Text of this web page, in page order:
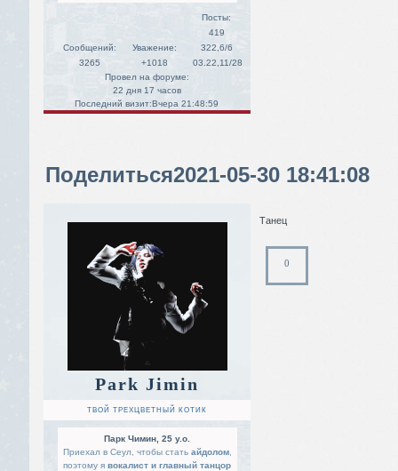
Сообщений:
3265
Уважение:
+1018
Посты:
419
322,6/6
03.22,11/28
Провел на форуме:
22 дня 17 часов
Последний визит:Вчера 21:48:59
Поделиться2021-05-30 18:41:08
Park Jimin
ТВОЙ ТРЕХЦВЕТНЫЙ КОТИК
Парк Чимин, 25 y.o.
Приехал в Сеул, чтобы стать айдолом,
поэтому я вокалист и главный танцор
Танец
0